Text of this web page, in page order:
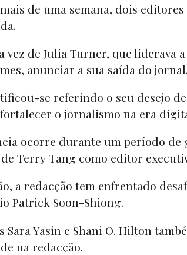
de uma semana, dois
vez de Julia Turner, que
anunciar a sua saída do jornal.
se referindo o seu desejo
o jornalismo na era
ocorre durante um período
Terry Tang como editor
a redacção tem enfrentado
Patrick Soon-Shiong.
Sara Yasin e Shani O. Hilton
na redacção.